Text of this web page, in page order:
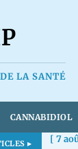
LA SANTÉ
CANNABIDIOL
[ 7